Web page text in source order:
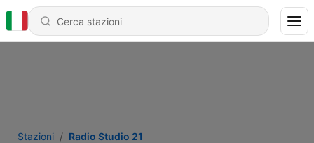
Stazioni Radio Studio 21